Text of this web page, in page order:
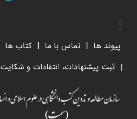
پیوند ها تماس با ما
کتاب ها
ثبت پیشنهادات، انتقادات و شکایت